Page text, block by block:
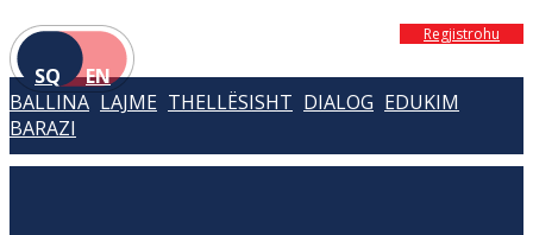
SQ EN
Regjistrohu
BALLINA LAJME THELLËSISHT DIALOG EDUKIM
BARAZI